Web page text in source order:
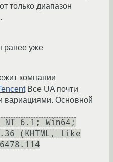
только диапазон
ранее уже
компании
Все UA почти
вариациями. Основной
6.1; Win64;
(KHTML, like